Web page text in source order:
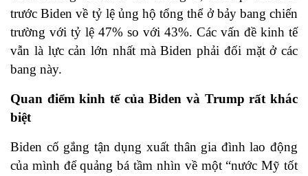
trước Biden về tỷ lệ ủng hộ tổng thể ở bảy bang chiến
trường với tỷ lệ 47% so với 43%. Các vấn đề kinh tế
vẫn là lực cản lớn nhất mà Biden phải đối mặt ở các
bang này.
Quan điểm kinh tế của Biden và Trump rất khác
biệt
Biden cố gắng tận dụng xuất thân gia đình lao động
của mình để quảng bá tầm nhìn về một “nước Mỹ tốt